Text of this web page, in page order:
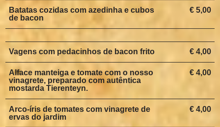
€ 5,00
Batatas cozidas com azedinha e cubos
de bacon
€ 4,00
Vagens com pedacinhos de bacon frito
€ 4,00
Alface manteiga e tomate com o nosso
vinagrete, preparado com autêntica
mostarda Tierenteyn.
€ 4,00
Arco-íris de tomates com vinagrete de
ervas do jardim